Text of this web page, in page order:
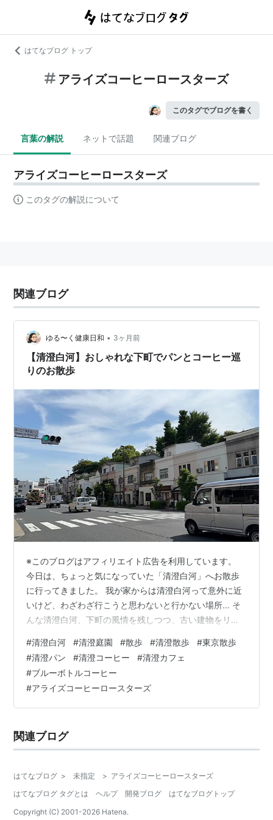
はてなブログ トップ
アライズコーヒーロースターズ
このタグでブログを書く
言葉の解説 ネットで話題 関連ブログ
アライズコーヒーロースターズ
このタグの解説について
関連ブログ
ゆる〜く健康日和 • 3ヶ月前
【清澄白河】おしゃれな下町でパンとコーヒー巡
りのお散歩
※このブログはアフィリエイト広告を利用しています。
今日は、ちょっと気になっていた「清澄白河」へお散歩
に行ってきました。 我が家からは清澄白河って意外に近
いけど、わざわざ行こうと思わないと行かない場所… そ
んな清澄白河、下町の風情を残しつつ、古い建物をリノ
少しだけお散歩ブログお付き合いください。 地下鉄を出
ると少しだけ海外？と思えるような街並みです。 今回
は、友達オススメの話題のパン屋さんとコーヒー屋さん
を巡ってきたのでご紹介します。 📌 京橋千疋屋の製造直
売所＆B2（ビースクエアード） 散策を始めていると、
#清澄白河 #清澄庭園 #散歩 #清澄散歩 #東京散歩
#清澄パン #清澄コーヒー #清澄カフェ
#ブルーボトルコーヒー
#アライズコーヒーロースターズ
関連ブログ
はてなブログ > 未指定 > アライズコーヒーロースターズ
はてなブログ タグとは
ヘルプ 開発ブログ
はてなブログトップ
Copyright (C) 2001-2026 Hatena.